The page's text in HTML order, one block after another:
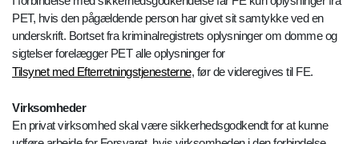
PET, hvis den pågældende person har givet sit samtykke ved en
underskrift. Bortset fra kriminalregistrets oplysninger om domme og
sigtelser forelægger PET alle oplysninger for
Tilsynet med Efterretningstjenesterne, før de videregives til FE.
Virksomheder
En privat virksomhed skal være sikkerhedsgodkendt for at kunne